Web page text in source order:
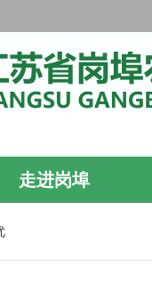
走进岗埠